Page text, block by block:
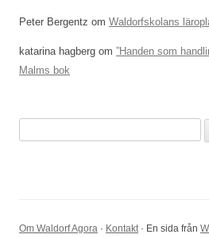
Peter Bergentz om Waldorfskolans
katarina hagberg om ”Handen som
Malms bok
Om Waldorf Agora · Kontakt· En sida från